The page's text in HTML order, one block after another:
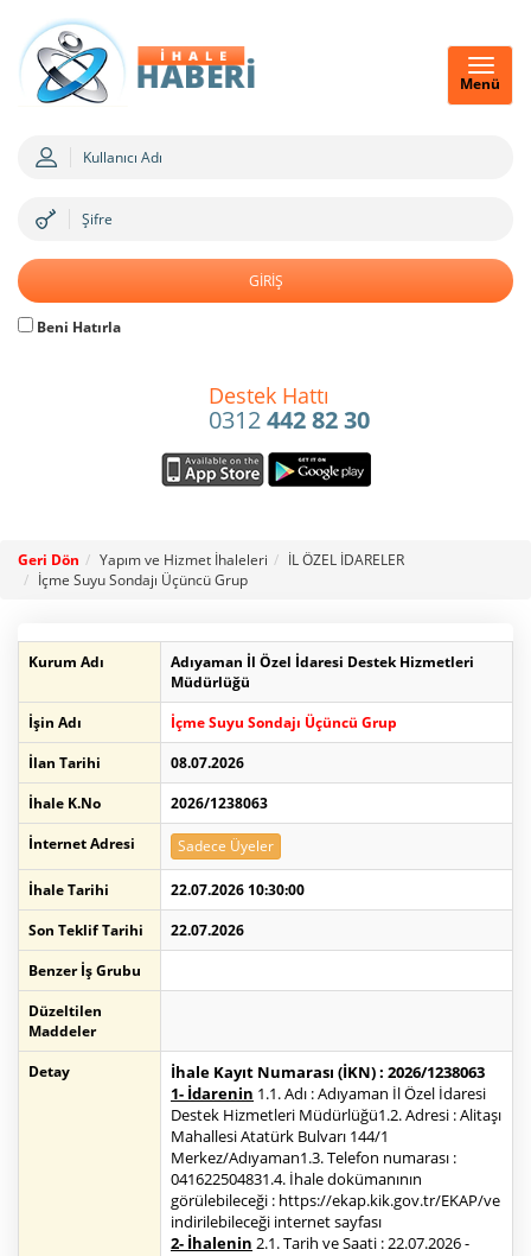
Menü
Beni Hatırla
Destek Hattı
0312442 82 30
Geri Dön Yapım ve Hizmet İhaleleri
İL ÖZEL İDARELER
İçme Suyu Sondajı Üçüncü Grup
Kurum Adı
Adıyaman İl Özel İdaresi Destek Hizmetleri
Müdürlüğü
İşin Adı
İçme Suyu Sondajı Üçüncü Grup
İlan Tarihi
08.07.2026
İhale K.No
2026/1238063
İnternet Adresi
Sadece Üyeler
İhale Tarihi
22.07.2026 10:30:00
Son Teklif Tarihi
22.07.2026
Benzer İş Grubu
Düzeltilen
Maddeler
Detay
İhale Kayıt Numarası (İKN) : 2026/1238063
1- İdarenin 1.1. Adı : Adıyaman İl Özel İdaresi
Destek Hizmetleri Müdürlüğü1.2. Adresi : Alitaşı
Mahallesi Atatürk Bulvarı 144/1
Merkez/Adıyaman1.3. Telefon numarası :
041622504831.4. İhale dokümanının
görülebileceği : https://ekap.kik.gov.tr/EKAP/ve
indirilebileceği internet sayfası
2- İhalenin 2.1. Tarih ve Saati : 22.07.2026 -